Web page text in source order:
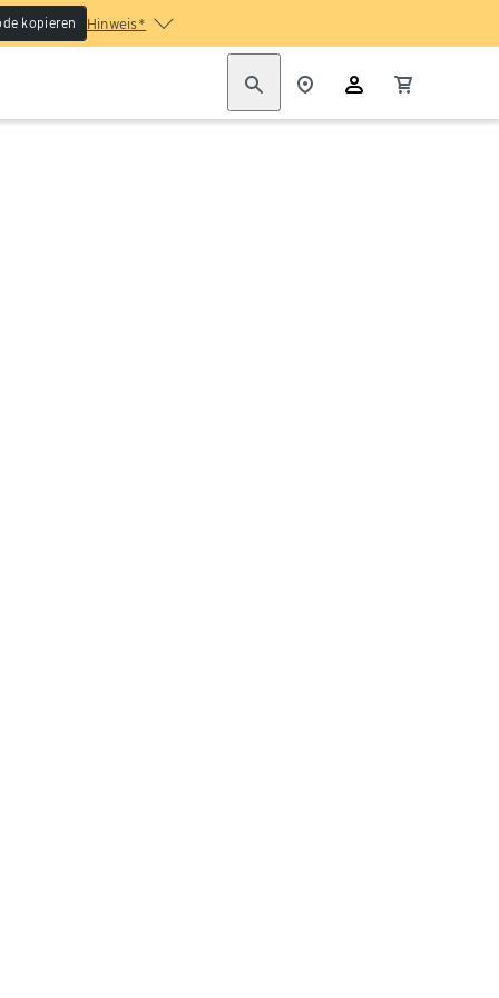
kopieren Hinweis*